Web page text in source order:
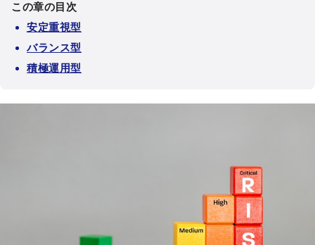
この章の目次
安定重視型
バランス型
積極運用型